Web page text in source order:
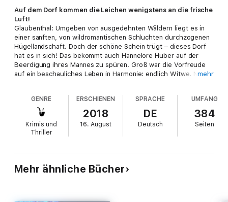
Auf dem Dorf kommen die Leichen wenigstens an die frische
Luft!
Glaubenthal: Umgeben von ausgedehnten Wäldern liegt es in
einer sanften, von wildromantischen Schluchten durchzogenen
Hügellandschaft. Doch der schöne Schein trügt – dieses Dorf
hat es in sich! Das bekommt auch Hannelore Huber auf der
Beerdigung ihres Mannes zu spüren. Groß war die Vorfreude
auf ein beschauliches Leben in Harmonie: endlich Witwe. Nun
eine falsche Leiche ... Thomas Raab erzählt mit großartigem
schwarzem Humor, wie sich die grantige Huberin auf die Suche
nach dem verstorbenen Ehegatten begibt und zu ermitteln
beginnt. Unterstützung erhält sie dabei ungebeten von einer
fremden rotzfrechen Göre, die zumindest einen
mehr
GENRE
Krimis und
Thriller
ERSCHIENEN
2018
16. August
SPRACHE
DE
Deutsch
UMFANG
384
Seiten
Mehr ähnliche Bücher